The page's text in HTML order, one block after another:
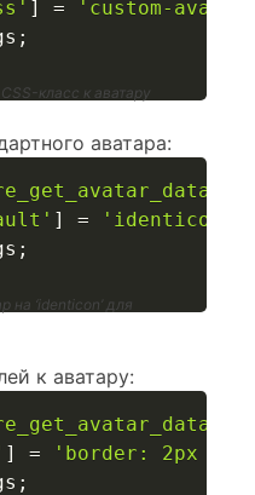
] =
'custom-
;
класс к аватару
аватара:
] = 'identicon'
;
‘identicon’ для
к аватару:
] =
'border: 2px
;